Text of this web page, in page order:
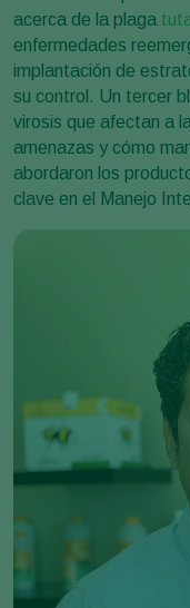
acerca de la plaga
enfermedades
implantación de
su control. Un tercer
virosis que afectan a
amenazas y cómo
abordaron los
clave en el Manejo